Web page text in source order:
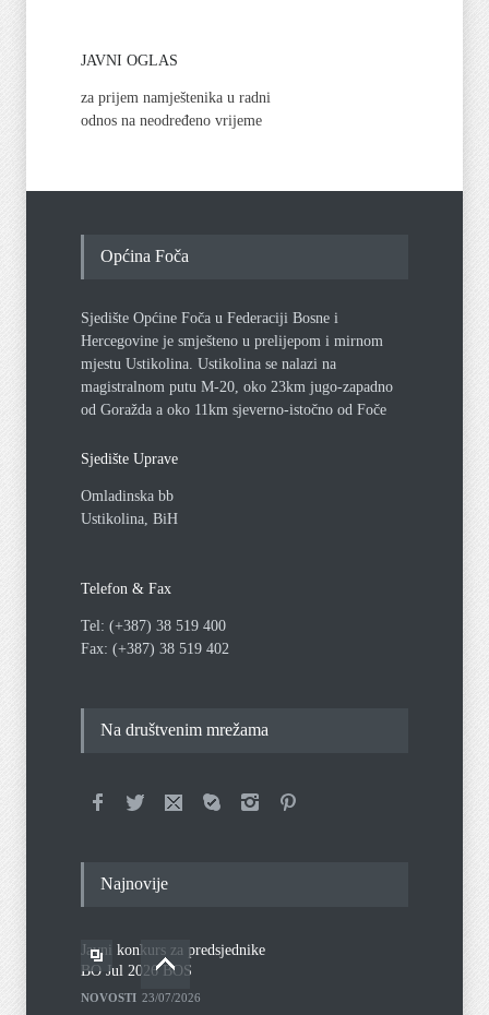
JAVNI OGLAS
za prijem namještenika u radni
odnos na neodređeno vrijeme
Općina Foča
Sjedište Općine Foča u Federaciji Bosne i
Hercegovine je smješteno u prelijepom i mirnom
mjestu Ustikolina. Ustikolina se nalazi na
magistralnom putu M-20, oko 23km jugo-zapadno
od Goražda a oko 11km sjeverno-istočno od Foče
Sjedište Uprave
Omladinska bb
Ustikolina, BiH
Telefon & Fax
Tel: (+387) 38 519 400
Fax: (+387) 38 519 402
Na društvenim mrežama
Najnovije
Javni konkurs za predsjednike
BO Jul 2026 BOS
NOVOSTI 23/07/2026